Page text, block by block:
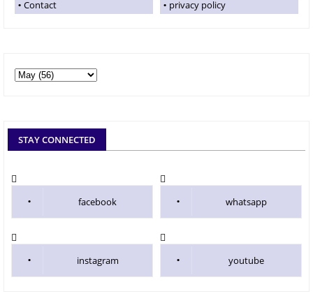
Contact
privacy policy
STAY CONNECTED
facebook whatsapp
instagram youtube